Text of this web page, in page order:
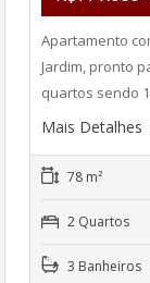
Apartamento
Jardim, pronto
quartos sendo
Mais Detalhes
78 m²
2 Quartos
3 Banheiros